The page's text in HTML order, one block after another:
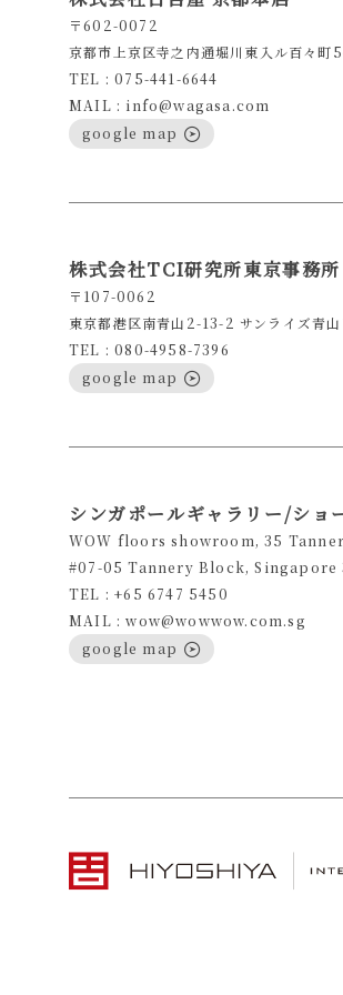
〒602-0072
京都市上京区寺之内通堀川東入ル百々町
TEL : 075-441-6644
MAIL : info@wagasa.com
google map
株式会社TCI研究所東京事務所
〒107-0062
東京都港区南青山2-13-2 サンライズ青
TEL : 080-4958-7396
google map
シンガポールギャラリー/ショ
WOW floors showroom, 35
#07-05 Tannery Block, Singapore
TEL : +65 6747 5450
MAIL : wow@wowwow.com.sg
google map